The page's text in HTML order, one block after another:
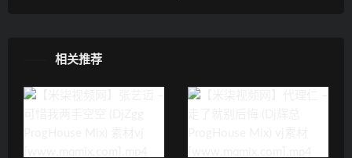
相关推荐